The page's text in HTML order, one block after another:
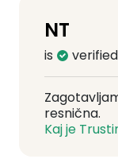
NT
is
resnična.
Kaj je